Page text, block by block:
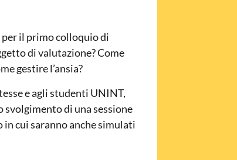
per il primo colloquio di
di valutazione? Come
gestire l’ansia?
e agli studenti UNINT,
di una sessione
cui saranno anche simulati